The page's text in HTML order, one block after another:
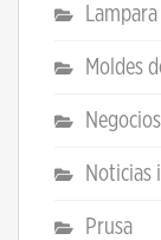
Moldes
Noticias
Prusa